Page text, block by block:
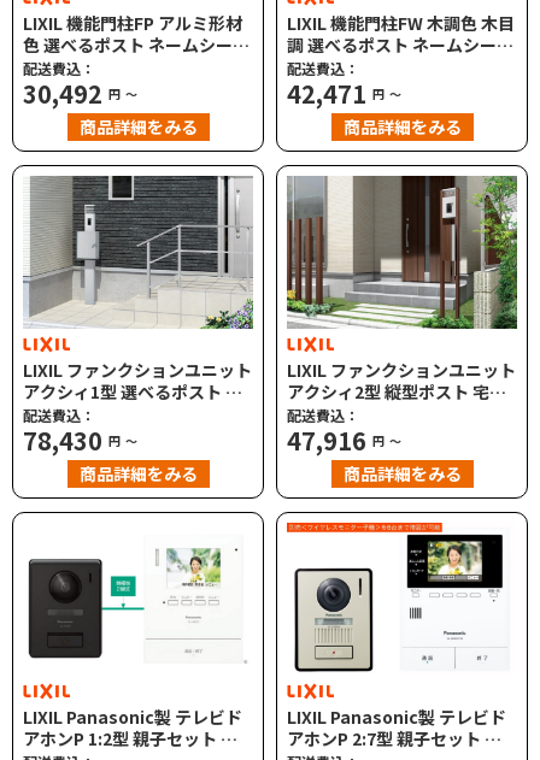
LIXIL 機能門柱FP アルミ形材
色 選べるポスト ネームシール
付
配送費込：
30,492 円 ～
商品詳細をみる
LIXIL 機能門柱FW 木調色 木目
調 選べるポスト ネームシール
付
配送費込：
42,471 円 ～
商品詳細をみる
LIXIL ファンクションユニット
アクシィ1型 選べるポスト ネ
ームシール付
配送費込：
78,430 円 ～
商品詳細をみる
LIXIL ファンクションユニット
アクシィ2型 縦型ポスト 宅配
ボックス ネームシール付
配送費込：
47,916 円 ～
商品詳細をみる
LIXIL Panasonic製 テレビド
アホンP 1:2型 親子セット カ
LIXIL Panasonic製 テレビド
アホンP 2:7型 親子セット カ